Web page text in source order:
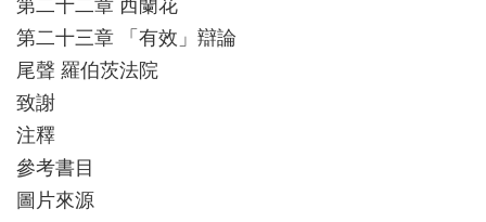
第二十二章 西蘭花
第二十三章 「有效」辯論
尾聲 羅伯茨法院
致謝
注釋
參考書目
圖片來源